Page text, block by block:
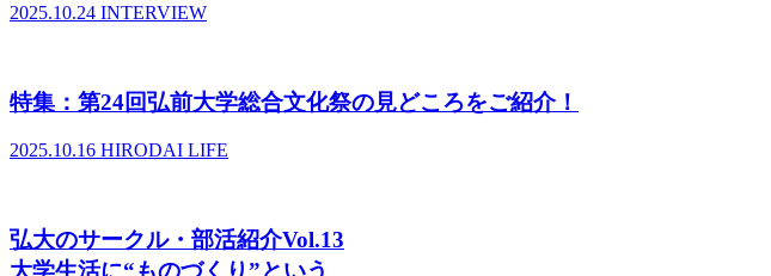
2025.10.24 INTERVIEW
特集：第24回弘前大学総合文化祭の見どころをご紹介！
2025.10.16 HIRODAI LIFE
弘大のサークル・部活紹介Vol.13
大学生活に“ものづくり”という